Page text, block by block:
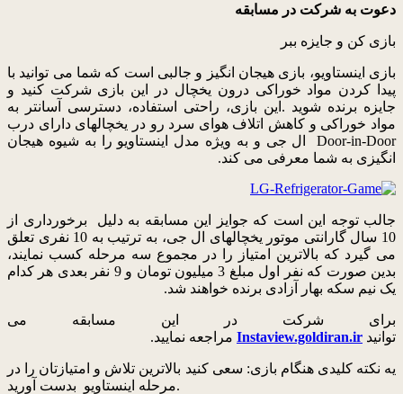
دعوت به شرکت در مسابقه
بازی کن و جایزه ببر
بازی اینستاویو، بازی هیجان انگیز و جالبی است که شما می توانید با
پیدا کردن مواد خوراکی درون یخچال در این بازی شرکت کنید و
جایزه برنده شوید .این بازی، راحتی استفاده، دسترسی آسانتر به
مواد خوراکی و کاهش اتلاف هوای سرد رو در یخچالهای دارای درب
Door-in-Door ال جی و به ویژه مدل اینستاویو را به شیوه هیجان
انگیزی به شما معرفی می کند.
جالب توجه این است که جوایز این مسابقه به دلیل برخورداری از
10 سال گارانتی موتور یخچالهای ال جی، به ترتیب به 10 نفری تعلق
می گیرد که بالاترین امتیاز را در مجموع سه مرحله کسب نمایند،
بدین صورت که نفر اول مبلغ 3 میلیون تومان و 9 نفر بعدی هر کدام
یک نیم سکه بهار آزادی برنده خواهند شد.
برای شرکت در این مسابقه می
توانید Instaview.goldiran.ir مراجعه نمایید.​
یه نکته کلیدی هنگام بازی: سعی کنید بالاترین تلاش و امتیازتان را در
مرحله اینستاویو بدست آورید.